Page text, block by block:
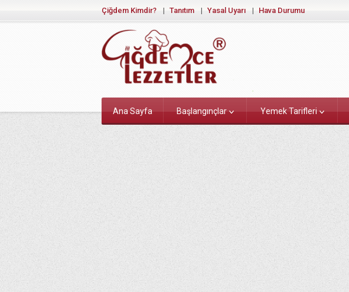
Çiğdem Kimdir? Tanıtım Yasal Uyarı Hava Durumu
Ana Sayfa Başlangınçlar Yemek Tarifleri